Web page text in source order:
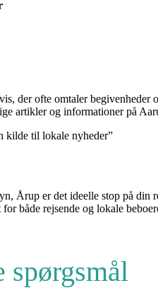
der ofte omtaler
artikler og informationer på
kilde til lokale nyheder”
Årup er det ideelle stop på
både rejsende og lokale
spørgsmål